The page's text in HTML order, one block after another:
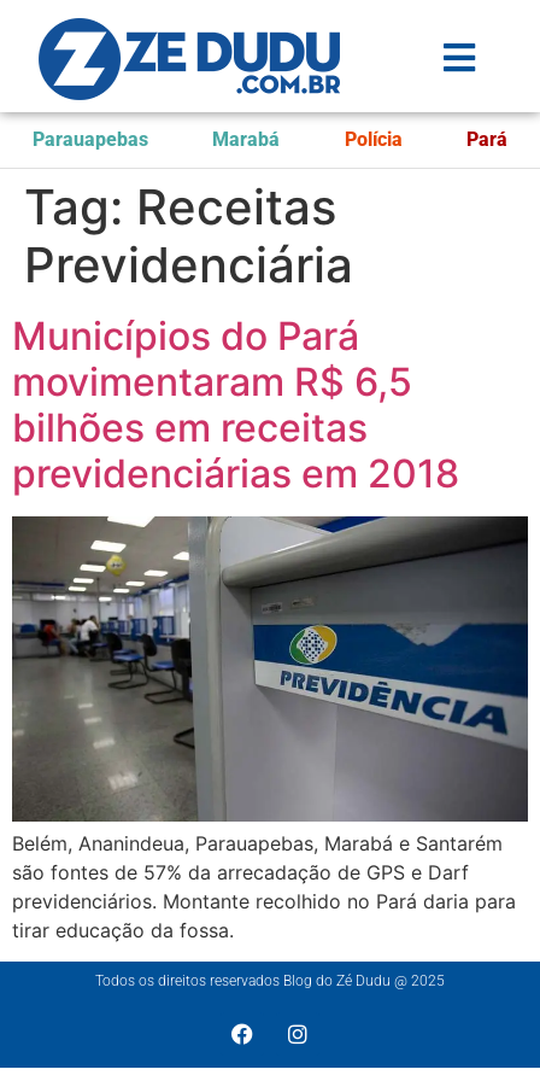
Parauapebas Marabá Polícia Pará
Tag: Receitas
Previdenciária
Municípios do Pará
movimentaram R$ 6,5
bilhões em receitas
previdenciárias em 2018
Belém, Ananindeua, Parauapebas, Marabá e Santarém
são fontes de 57% da arrecadação de GPS e Darf
previdenciários. Montante recolhido no Pará daria para
tirar educação da fossa.
Todos os direitos reservados Blog do Zé Dudu @ 2025